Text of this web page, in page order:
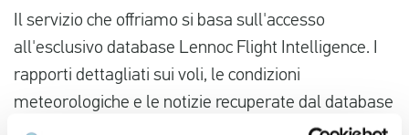
Il servizio che offriamo si basa sull'accesso
all'esclusivo database Lennoc Flight Intelligence. I
rapporti dettagliati sui voli, le condizioni
meteorologiche e le notizie recuperate dal database
ci assicurano informazioni accurate per determinare